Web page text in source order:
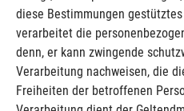
diese Bestimmungen
verarbeitet die
denn, er kann zwingende
Verarbeitung nachweisen, die
Freiheiten der betroffenen